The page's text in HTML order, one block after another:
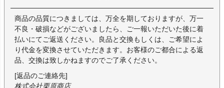
商品の品質につきましては、万全を期しておりますが、万一
不良・破損などがございましたら、ご一報いただいた後に着
払いにてご返送ください。良品と交換もしくは、ご希望によ
り代金を変換させていただきます。お客様のご都合による返
品、交換は致しかねますのでご了承ください。
[返品のご連絡先]
株式会社栗原商店